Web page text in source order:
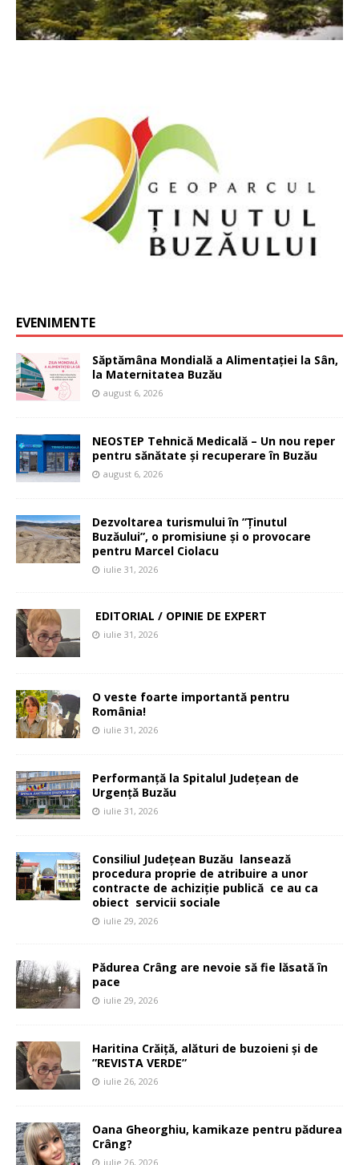
EVENIMENTE
Săptămâna Mondială a Alimentației la Sân,
la Maternitatea Buzău
august 6, 2026
NEOSTEP Tehnică Medicală – Un nou reper
pentru sănătate și recuperare în Buzău
august 6, 2026
Dezvoltarea turismului în ”Ținutul
Buzăului”, o promisiune și o provocare
pentru Marcel Ciolacu
iulie 31, 2026
EDITORIAL / OPINIE DE EXPERT
iulie 31, 2026
O veste foarte importantă pentru
România!
iulie 31, 2026
Performanță la Spitalul Județean de
Urgență Buzău
iulie 31, 2026
Consiliul Județean Buzău lansează
procedura proprie de atribuire a unor
contracte de achiziție publică ce au ca
obiect servicii sociale
iulie 29, 2026
Pădurea Crâng are nevoie să fie lăsată în
pace
iulie 29, 2026
Haritina Crăiță, alături de buzoieni și de
”REVISTA VERDE”
iulie 26, 2026
Oana Gheorghiu, kamikaze pentru pădurea
Crâng?
iulie 26, 2026